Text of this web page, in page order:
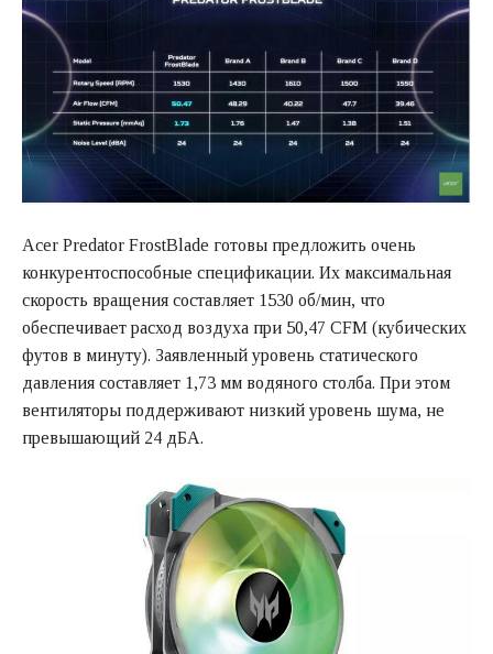
Acer Predator FrostBlade готовы предложить очень
конкурентоспособные спецификации. Их максимальная
скорость вращения составляет 1530 об/мин, что
обеспечивает расход воздуха при 50,47 CFM (кубических
футов в минуту). Заявленный уровень статического
давления составляет 1,73 мм водяного столба. При этом
вентиляторы поддерживают низкий уровень шума, не
превышающий 24 дБА.